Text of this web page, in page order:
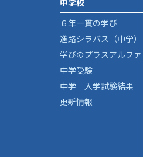
６年一貫の学び
進路シラバス（中学）
学びのプラスアルファ
中学受験
中学 入学試験結果
更新情報